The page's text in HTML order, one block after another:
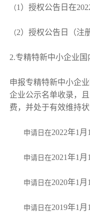
环境管理体系认证
职业健康安全管理体系
（1）授权公告日在
（2）授权公告日（注
2.专精特新中小企业国
申报专精特新中小企
企业公示名单收录，
费，并处于有效维持状
申请日在2022年1
申请日在2021年1
申请日在2020年1
申请日在2019年1